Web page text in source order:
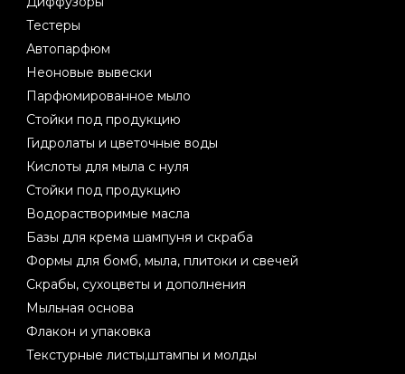
Тестеры
Автопарфюм
Неоновые вывески
Парфюмированное мыло
Стойки под продукцию
Гидролаты и цветочные воды
Кислоты для мыла с нуля
Стойки под продукцию
Водорастворимые масла
Базы для крема шампуня и скраба
Формы для бомб, мыла, плитоки и свечей
Скрабы, сухоцветы и дополнения
Мыльная основа
Флакон и упаковка
Текстурные листы,штампы и молды